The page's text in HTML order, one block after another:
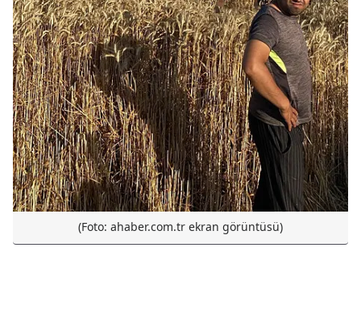
(Foto: ahaber.com.tr ekran görüntüsü)